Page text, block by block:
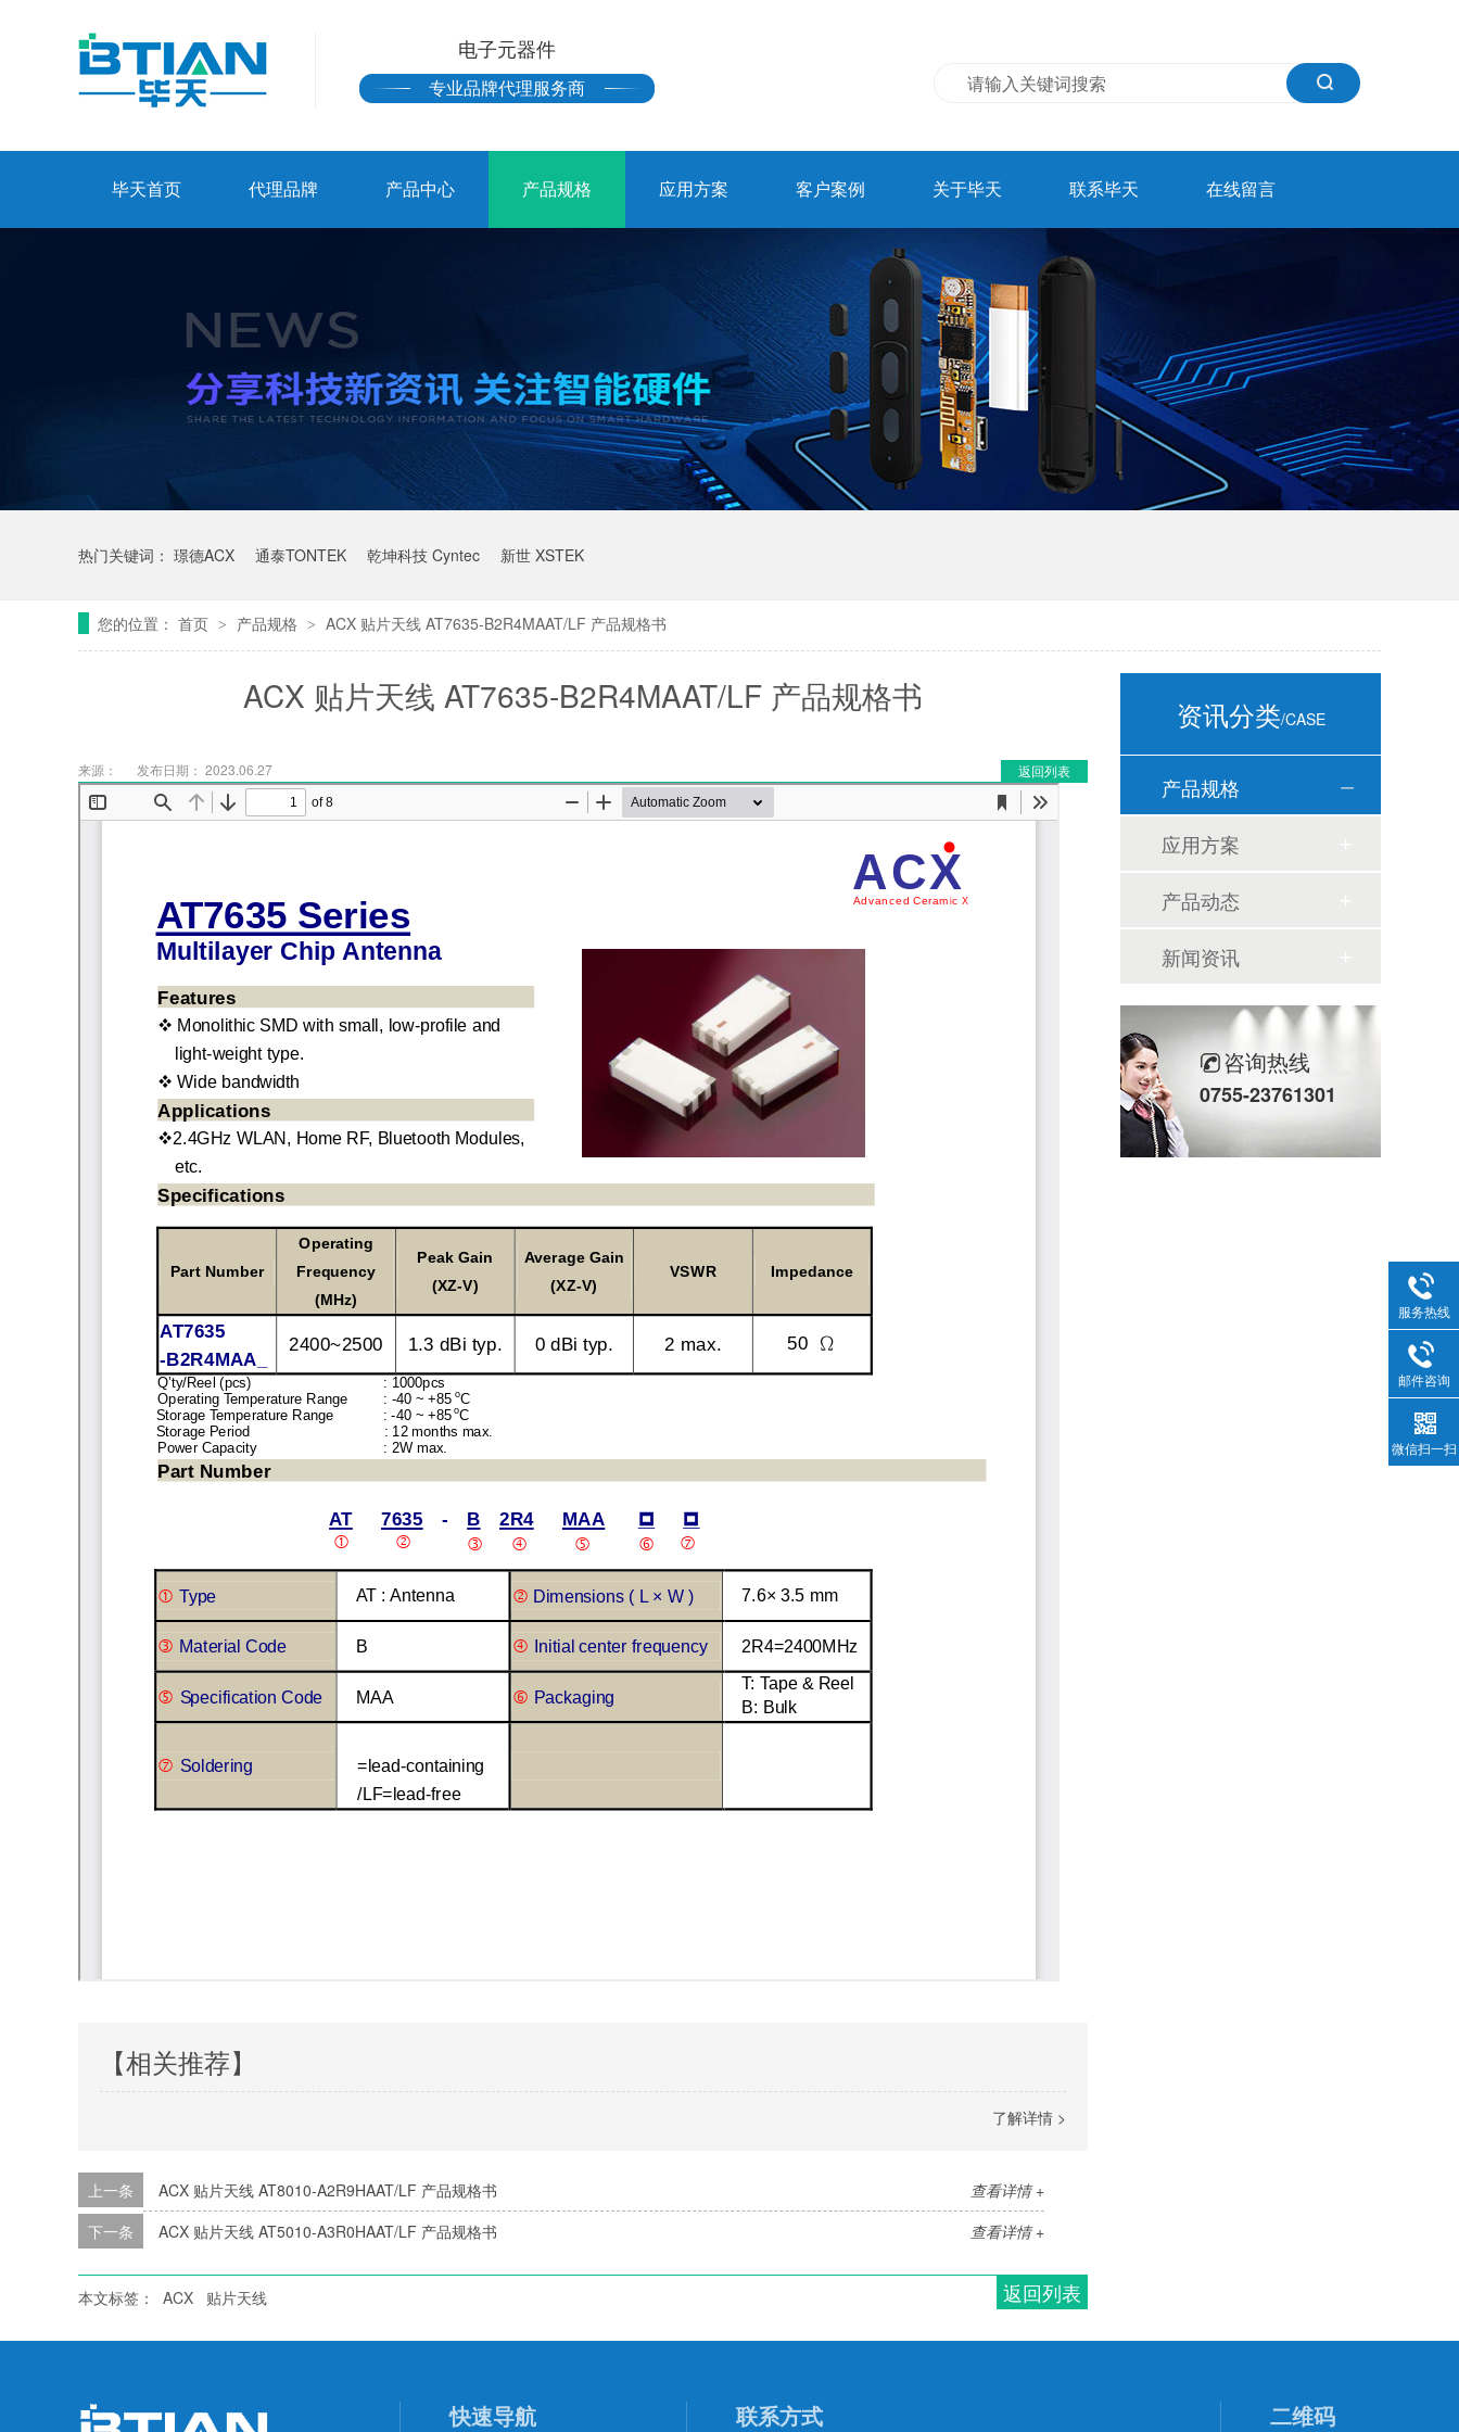
电子元器件
专业品牌代理服务商
毕天首页 代理品牌 产品中心 产品规格 应用方案 客户案例 关于毕天 联系毕天 在线留言
热门关键词： 璟德ACX 通泰TONTEK 乾坤科技 Cyntec 新世 XSTEK
您的位置： 首页 > 产品规格 > ACX 贴片天线 AT7635-B2R4MAAT/LF 产品规格书
ACX 贴片天线 AT7635-B2R4MAAT/LF 产品规格书
返回列表
来源： 发布日期： 2023.06.27
【相关推荐】
了解详情 >
查看详情 +
上一条
ACX 贴片天线 AT8010-A2R9HAAT/LF 产品规格书
查看详情 +
下一条 ACX 贴片天线 AT5010-A3R0HAAT/LF 产品规格书
返回列表
本文标签： ACX 贴片天线
资讯分类/CASE
产品规格
应用方案
产品动态
新闻资讯
咨询热线
0755-23761301
二维码
快速导航 联系方式
服务热线
邮件咨询
微信扫一扫